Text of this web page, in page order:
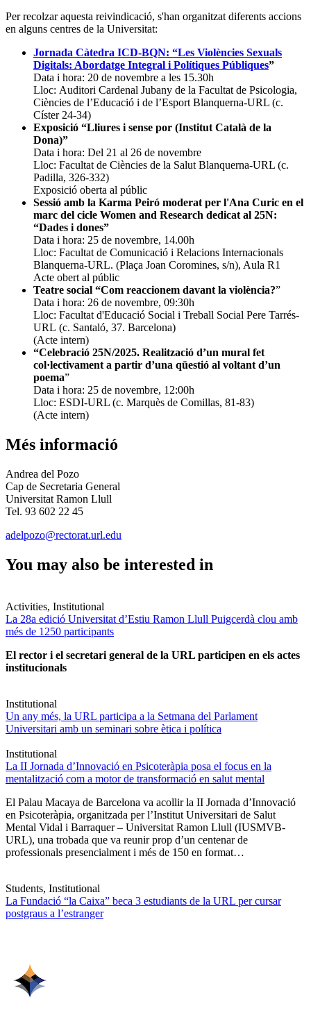
Per recolzar aquesta reivindicació, s'han organitzat diferents accions
en alguns centres de la Universitat:
Jornada Càtedra ICD-BQN: “Les Violències Sexuals
Digitals: Abordatge Integral i Polítiques Públiques”
Data i hora: 20 de novembre a les 15.30h
Lloc: Auditori Cardenal Jubany de la Facultat de Psicologia,
Ciències de l’Educació i de l’Esport Blanquerna-URL (c.
Císter 24-34)
Exposició “Lliures i sense por (Institut Català de la
Dona)”
Data i hora: Del 21 al 26 de novembre
Lloc: Facultat de Ciències de la Salut Blanquerna-URL (c.
Padilla, 326-332)
Exposició oberta al públic
Sessió amb la Karma Peiró moderat per l'Ana Curic en el
marc del cicle Women and Research dedicat al 25N:
“Dades i dones”
Data i hora: 25 de novembre, 14.00h
Lloc: Facultat de Comunicació i Relacions Internacionals
Blanquerna-URL. (Plaça Joan Coromines, s/n), Aula R1
Acte obert al públic
Teatre social “Com reaccionem davant la violència?”
Data i hora: 26 de novembre, 09:30h
Lloc: Facultat d'Educació Social i Treball Social Pere Tarrés-
URL (c. Santaló, 37. Barcelona)
(Acte intern)
“Celebració 25N/2025. Realització d’un mural fet
col·lectivament a partir d’una qüestió al voltant d’un
poema”
Data i hora: 25 de novembre, 12:00h
Lloc: ESDI-URL (c. Marquès de Comillas, 81-83)
(Acte intern)
Més informació
Andrea del Pozo
Cap de Secretaria General
Universitat Ramon Llull
Tel. 93 602 22 45
adelpozo@rectorat.url.edu
You may also be interested in
Activities, Institutional
La 28a edició Universitat d’Estiu Ramon Llull Puigcerdà clou amb
més de 1250 participants
El rector i el secretari general de la URL participen en els actes
institucionals
Institutional
Un any més, la URL participa a la Setmana del Parlament
Universitari amb un seminari sobre ètica i política
Institutional
La II Jornada d’Innovació en Psicoteràpia posa el focus en la
mentalització com a motor de transformació en salut mental
El Palau Macaya de Barcelona va acollir la II Jornada d’Innovació
en Psicoteràpia, organitzada per l’Institut Universitari de Salut
Mental Vidal i Barraquer – Universitat Ramon Llull (IUSMVB-
URL), una trobada que va reunir prop d’un centenar de
professionals presencialment i més de 150 en format…
Students, Institutional
La Fundació “la Caixa” beca 3 estudiants de la URL per cursar
postgraus a l’estranger